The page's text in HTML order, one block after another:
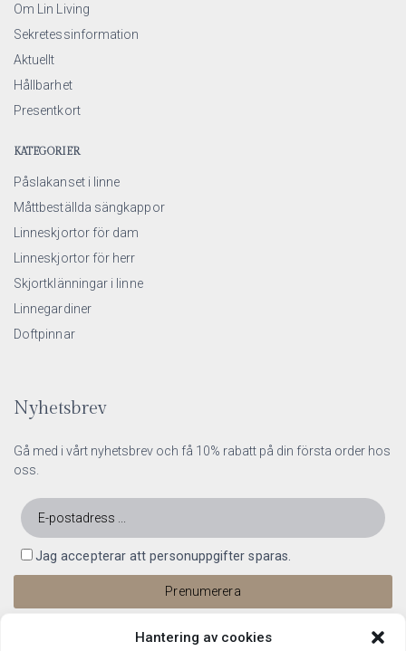
Hantering av cookies
Om Lin Living
Sekretessinformation
Aktuellt
Hållbarhet
Presentkort
KATEGORIER
Påslakanset i linne
Måttbeställda sängkappor
Linneskjortor för dam
Linneskjortor för herr
Skjortklänningar i linne
Linnegardiner
Doftpinnar
Nyhetsbrev
Gå med i vårt nyhetsbrev och få 10% rabatt på din första order hos
oss.
Jag accepterar att personuppgifter sparas.